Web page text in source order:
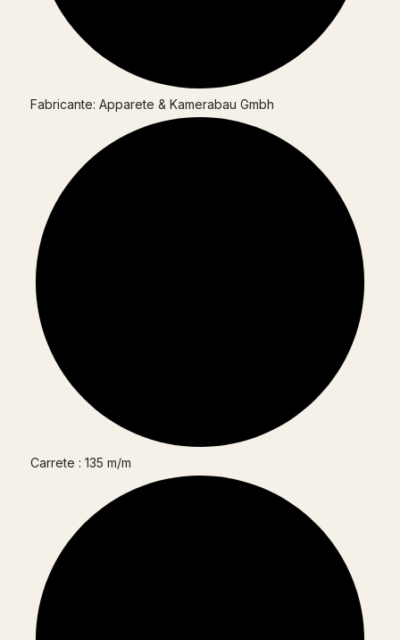
Fabricante: Apparete & Kamerabau Gmbh
Carrete : 135 m/m